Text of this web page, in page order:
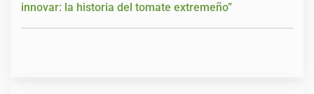
innovar: la historia del tomate extremeño”